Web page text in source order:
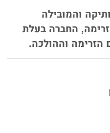
והמובילה
החברה בעלת
הזרימה וההולכה.